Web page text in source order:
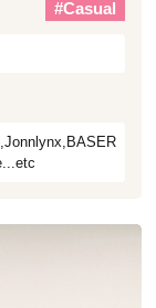
#Casual